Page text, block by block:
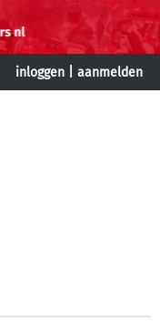
inloggen aanmelden